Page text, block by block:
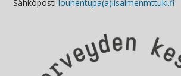
Sähköposti louhentupa(a)iisalmenmttuki.fi